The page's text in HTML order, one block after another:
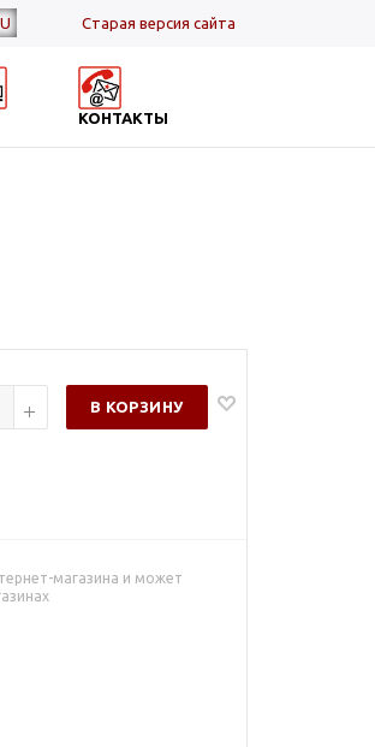
Cтарая версия сайта
КОНТАКТЫ
В КОРЗИНУ
магазина и может